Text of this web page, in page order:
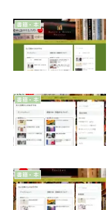
書籍・本
書籍・本
書籍・本